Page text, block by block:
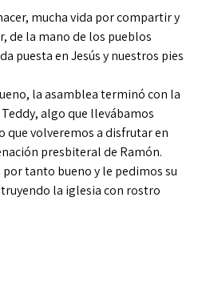
mucha vida por compartir y
de la mano de los pueblos
puesta en Jesús y nuestros pies
la asamblea terminó con la
algo que llevábamos
volveremos a disfrutar en
presbiteral de Ramón.
por tanto bueno y le pedimos su
la iglesia con rostro